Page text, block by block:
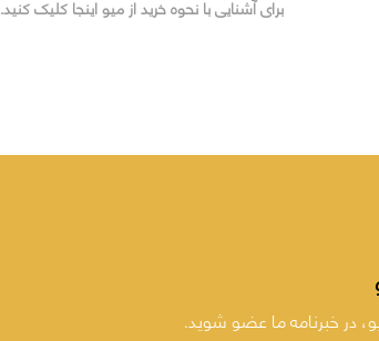
برای آشنایی با نحوه خرید از میو اینجا کلیک کنید.
در خبرنامه ما عضو شوید.